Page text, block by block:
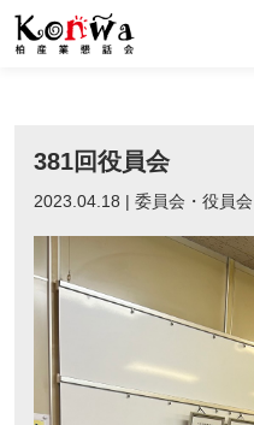
Skip
381回役員会
2023.04.18 | 委員会・役員会